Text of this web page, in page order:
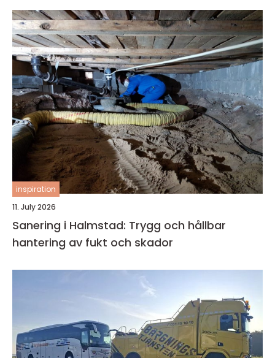
inspiration
11. July 2026
Sanering i Halmstad: Trygg och hållbar
hantering av fukt och skador